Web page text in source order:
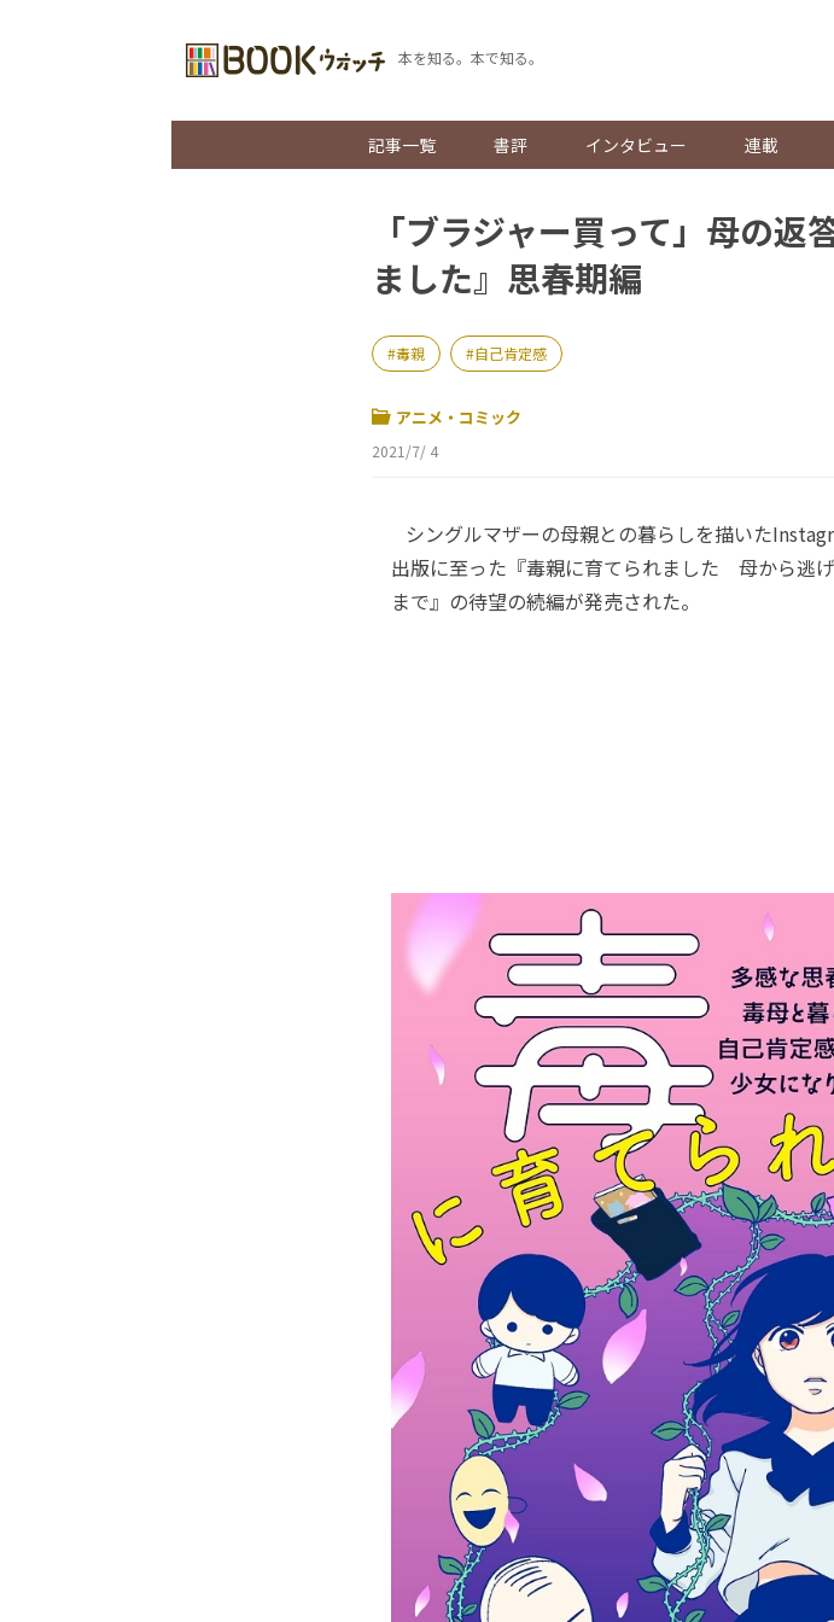
本を知る。本で知る。
記事一覧 書評 インタビュー 連載
「ブラジャー買って」母の
ました』思春期編
毒親 自己肯定感
アニメ・コミック
2021/7/ 4
シングルマザーの母親との暮らしを描いた
出版に至った『毒親に育てられました 母から逃
まで』の待望の続編が発売された。